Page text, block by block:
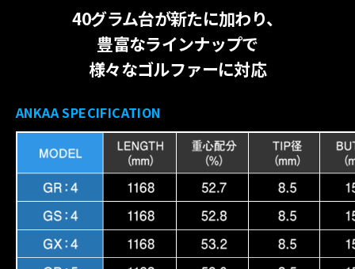
40グラム台が新たに加わり、
豊富なラインナップで
様々なゴルファーに対応
ANKAA SPECIFICATION